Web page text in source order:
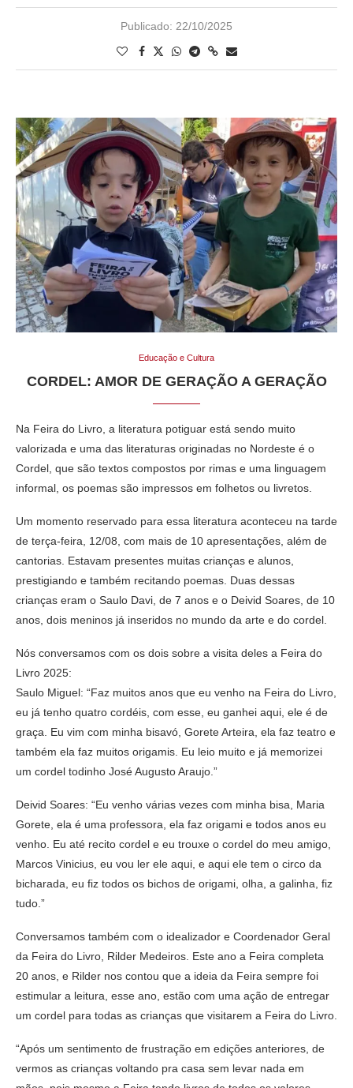
Publicado: 22/10/2025
Educação e Cultura
CORDEL: AMOR DE GERAÇÃO A GERAÇÃO
Na Feira do Livro, a literatura potiguar está sendo muito
valorizada e uma das literaturas originadas no Nordeste é o
Cordel, que são textos compostos por rimas e uma linguagem
informal, os poemas são impressos em folhetos ou livretos.
Um momento reservado para essa literatura aconteceu na tarde
de terça-feira, 12/08, com mais de 10 apresentações, além de
cantorias. Estavam presentes muitas crianças e alunos,
prestigiando e também recitando poemas. Duas dessas
crianças eram o Saulo Davi, de 7 anos e o Deivid Soares, de 10
anos, dois meninos já inseridos no mundo da arte e do cordel.
Nós conversamos com os dois sobre a visita deles a Feira do
Livro 2025:
Saulo Miguel: “Faz muitos anos que eu venho na Feira do Livro,
eu já tenho quatro cordéis, com esse, eu ganhei aqui, ele é de
graça. Eu vim com minha bisavó, Gorete Arteira, ela faz teatro e
também ela faz muitos origamis. Eu leio muito e já memorizei
um cordel todinho José Augusto Araujo.”
Deivid Soares: “Eu venho várias vezes com minha bisa, Maria
Gorete, ela é uma professora, ela faz origami e todos anos eu
venho. Eu até recito cordel e eu trouxe o cordel do meu amigo,
Marcos Vinicius, eu vou ler ele aqui, e aqui ele tem o circo da
bicharada, eu fiz todos os bichos de origami, olha, a galinha, fiz
tudo.”
Conversamos também com o idealizador e Coordenador Geral
da Feira do Livro, Rilder Medeiros. Este ano a Feira completa
20 anos, e Rilder nos contou que a ideia da Feira sempre foi
estimular a leitura, esse ano, estão com uma ação de entregar
um cordel para todas as crianças que visitarem a Feira do Livro.
“Após um sentimento de frustração em edições anteriores, de
vermos as crianças voltando pra casa sem levar nada em